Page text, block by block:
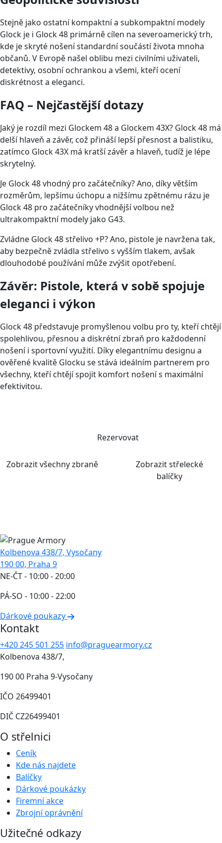
Stejně jako ostatní kompaktní a subkompaktní modely
Glock je i Glock 48 primárně cílen na severoamerický trh,
kde je skryté nošení standardní součástí života mnoha
občanů. V Evropě našel oblibu mezi civilními uživateli,
detektivy, osobní ochrankou a všemi, kteří ocení
diskrétnost a eleganci.
FAQ – Nejčastější dotazy
Jaký je rozdíl mezi Glockem 48 a Glockem 43X? Glock 48 má
delší hlaveň a závěr, což přináší lepší přesnost a balistiku,
zatímco Glock 43X má kratší závěr a hlaveň, tudíž je lépe
skrytelný.
Je Glock 48 vhodný pro začátečníky? Ano, díky větším
rozměrům, lepšímu úchopu a nižšímu zpětnému rázu je
Glock 48 pro začátečníky vhodnější volbou než
ultrakompaktní modely jako G43.
Zvládne Glock 48 střelivo +P? Ano, pistole je navržena tak,
aby bezpečně zvládla střelivo s vyšším tlakem, avšak
dlouhodobé používání může zvýšit opotřebení.
Závěr: Pistole, která v sobě spojuje
eleganci i výkon
Glock 48 představuje promyšlenou volbu pro ty, kteří chtějí
spolehlivou, přesnou a diskrétní zbraň pro každodenní
nošení i sportovní využití. Díky elegantnímu designu a
ověřené kvalitě Glocku se stává ideálním partnerem pro
všechny, kteří chtějí spojit komfort nošení s maximální
efektivitou.
Rezervovat
Zobrazit všechny zbraně
Zobrazit střelecké
balíčky
Kolbenova 438/7, Vysočany
190 00, Praha 9
NE-ČT - 10:00 - 20:00
PÁ-SO - 10:00 - 22:00
Dárkové poukazy
Kontakt
+420 245 501 255 info@praguearmory.cz
Kolbenova 438/7,
190 00 Praha 9-Vysočany
IČO 26499401
DIČ CZ26499401
O střelnici
Ceník
Kde nás najdete
Balíčky
Dárkové poukázky
Firemní akce
Zbrojní oprávnění
Užitečné odkazy